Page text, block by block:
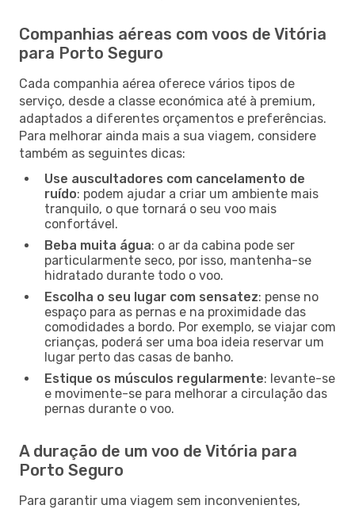
Companhias aéreas com voos de Vitória
para Porto Seguro
Cada companhia aérea oferece vários tipos de
serviço, desde a classe económica até à premium,
adaptados a diferentes orçamentos e preferências.
Para melhorar ainda mais a sua viagem, considere
também as seguintes dicas:
Use auscultadores com cancelamento de
ruído: podem ajudar a criar um ambiente mais
tranquilo, o que tornará o seu voo mais
confortável.
Beba muita água: o ar da cabina pode ser
particularmente seco, por isso, mantenha-se
hidratado durante todo o voo.
Escolha o seu lugar com sensatez: pense no
espaço para as pernas e na proximidade das
comodidades a bordo. Por exemplo, se viajar com
crianças, poderá ser uma boa ideia reservar um
lugar perto das casas de banho.
Estique os músculos regularmente: levante-se
e movimente-se para melhorar a circulação das
pernas durante o voo.
A duração de um voo de Vitória para
Porto Seguro
Para garantir uma viagem sem inconvenientes,